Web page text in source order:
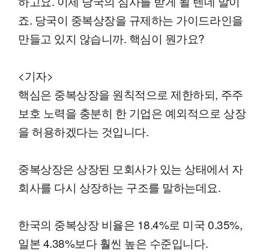
죠. 당국이 중복상장을 규제하는 가이드라인을
만들고 있지 않습니까. 핵심이 뭔가요?
<기자>
핵심은 중복상장을 원칙적으로 제한하되, 주주
보호 노력을 충분히 한 기업은 예외적으로 상장
을 허용하겠다는 것입니다.
중복상장은 상장된 모회사가 있는 상태에서 자
회사를 다시 상장하는 구조를 말하는데요.
한국의 중복상장 비율은 18.4%로 미국 0.35%,
일본 4.38%보다 훨씬 높은 수준입니다.